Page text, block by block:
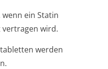
ein Statin
wird.
werden